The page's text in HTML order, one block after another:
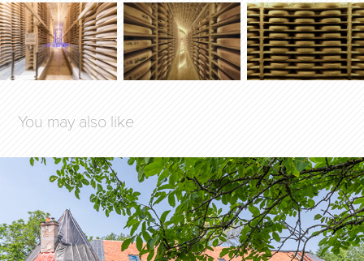
You may also like
Communs de l'ancien château de
Toulongeon
2023